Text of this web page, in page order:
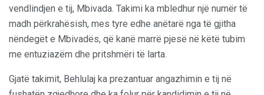
vendlindjen e tij, Mbivada. Takimi ka mbledhur një numër të
madh përkrahësish, mes tyre edhe anëtarë nga të gjitha
nëndegët e Mbivadës, që kanë marrë pjesë në këtë tubim
me entuziazëm dhe pritshmëri të larta.
Gjatë takimit, Behlulaj ka prezantuar angazhimin e tij në